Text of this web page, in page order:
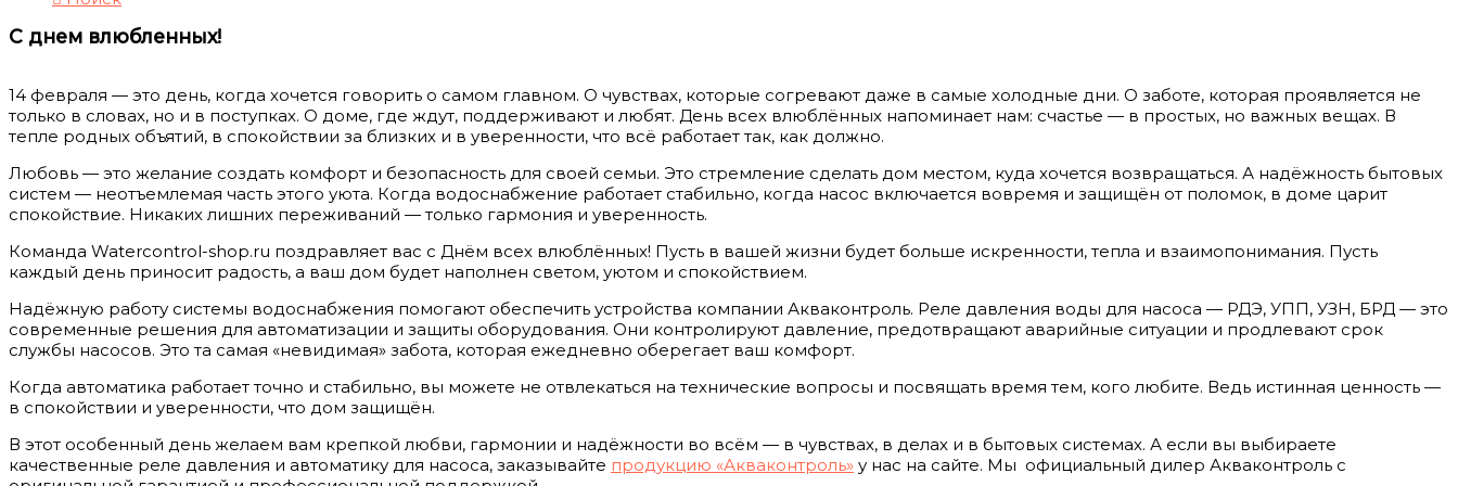
С днем влюбленных!
14 февраля — это день, когда хочется говорить о самом главном. О чувствах, которые согревают даже в самые холодные дни. О заботе, которая проявляется не
только в словах, но и в поступках. О доме, где ждут, поддерживают и любят. День всех влюблённых напоминает нам: счастье — в простых, но важных вещах. В
тепле родных объятий, в спокойствии за близких и в уверенности, что всё работает так, как должно.
Любовь — это желание создать комфорт и безопасность для своей семьи. Это стремление сделать дом местом, куда хочется возвращаться. А надёжность бытовых
систем — неотъемлемая часть этого уюта. Когда водоснабжение работает стабильно, когда насос включается вовремя и защищён от поломок, в доме царит
спокойствие. Никаких лишних переживаний — только гармония и уверенность.
Команда Watercontrol-shop.ru поздравляет вас с Днём всех влюблённых! Пусть в вашей жизни будет больше искренности, тепла и взаимопонимания. Пусть
каждый день приносит радость, а ваш дом будет наполнен светом, уютом и спокойствием.
Надёжную работу системы водоснабжения помогают обеспечить устройства компании Акваконтроль. Реле давления воды для насоса — РДЭ, УПП, УЗН, БРД — это
современные решения для автоматизации и защиты оборудования. Они контролируют давление, предотвращают аварийные ситуации и продлевают срок
службы насосов. Это та самая «невидимая» забота, которая ежедневно оберегает ваш комфорт.
Когда автоматика работает точно и стабильно, вы можете не отвлекаться на технические вопросы и посвящать время тем, кого любите. Ведь истинная ценность —
в спокойствии и уверенности, что дом защищён.
В этот особенный день желаем вам крепкой любви, гармонии и надёжности во всём — в чувствах, в делах и в бытовых системах. А если вы выбираете
качественные реле давления и автоматику для насоса, заказывайте продукцию «Акваконтроль» у нас на сайте. Мы официальный дилер Акваконтроль с